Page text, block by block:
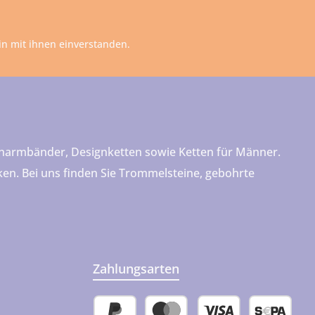
mit ihnen einverstanden.
Designketten sowie Ketten für Männer.
Bei uns finden Sie Trommelsteine, gebohrte
Zahlungsarten